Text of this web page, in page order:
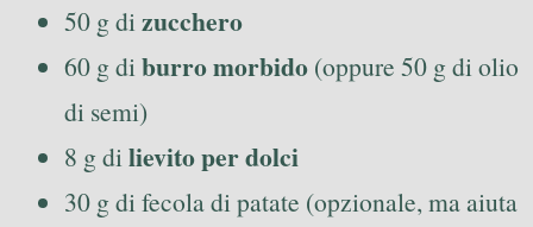
50 g dizucchero
60 g diburro morbido (oppure 50 g di olio
di semi)
8 g dilievito per dolci
30 g di fecola di patate (opzionale, ma aiuta